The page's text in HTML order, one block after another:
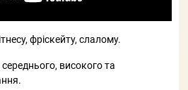
фріскейту, слалому.
високого та